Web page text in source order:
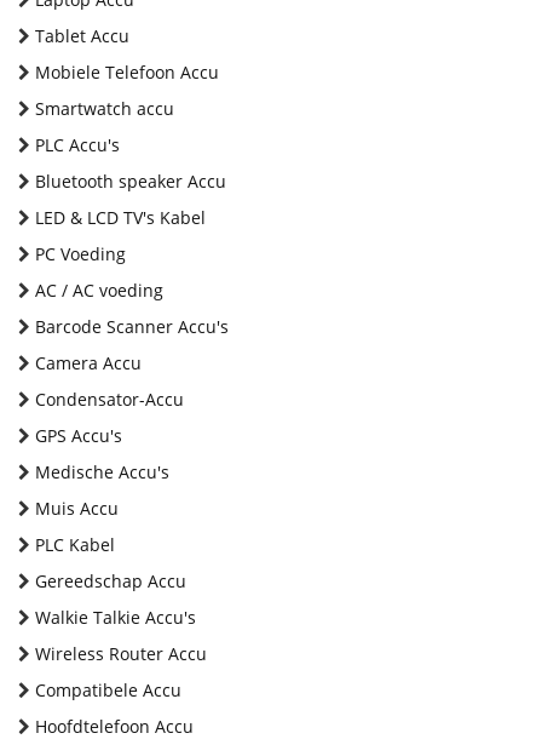
Tablet Accu
Mobiele Telefoon Accu
Smartwatch accu
PLC Accu's
Bluetooth speaker Accu
LED & LCD TV's Kabel
PC Voeding
AC / AC voeding
Barcode Scanner Accu's
Camera Accu
Condensator-Accu
GPS Accu's
Medische Accu's
Muis Accu
PLC Kabel
Gereedschap Accu
Walkie Talkie Accu's
Wireless Router Accu
Compatibele Accu
Hoofdtelefoon Accu